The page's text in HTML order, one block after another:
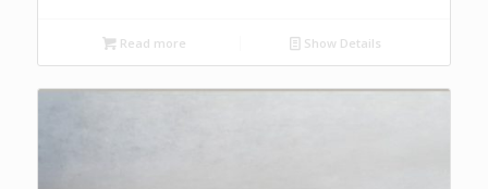
Read more Show Details